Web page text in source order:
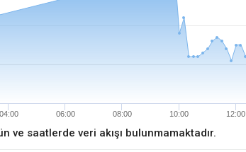
04:00 06:00 08:00 10:00 12:00
ve saatlerde veri akışı bulunmamaktadır.